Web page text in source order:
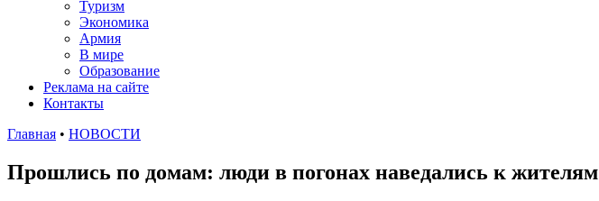
Туризм
Экономика
Армия
В мире
Образование
Реклама на сайте
Контакты
Главная • НОВОСТИ
Прошлись по домам: люди в погонах наведались к жителям